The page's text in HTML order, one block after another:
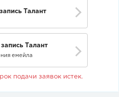
Талант
Талант
емейла
подачи заявок истек.